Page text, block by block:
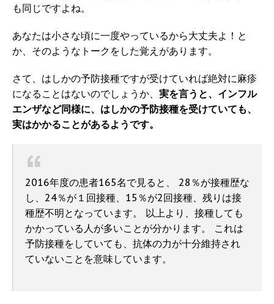
も同じですよね。
あなたは小さな頃に一度やっているから大丈夫よ！と
か、そのようなトークをした覚えがあります。
さて、はしかの予防接種ですが受けていれば絶対に麻疹
になることはないのでしょうか、 実を言うと、インフル
エンザなど同様に、はしかの予防接種を受けていても、
実はかかることがあるようです。
2016年度の患者165名で見ると、 28％が接種歴な
し、24％が１回接種、15％が2回接種、残りは接
種歴不明となっています。 以上より、接種しても
かかっている人が多いことが分かります。 これは
予防接種をしていても、抗体の力が十分維持され
ていないことを意味しています。